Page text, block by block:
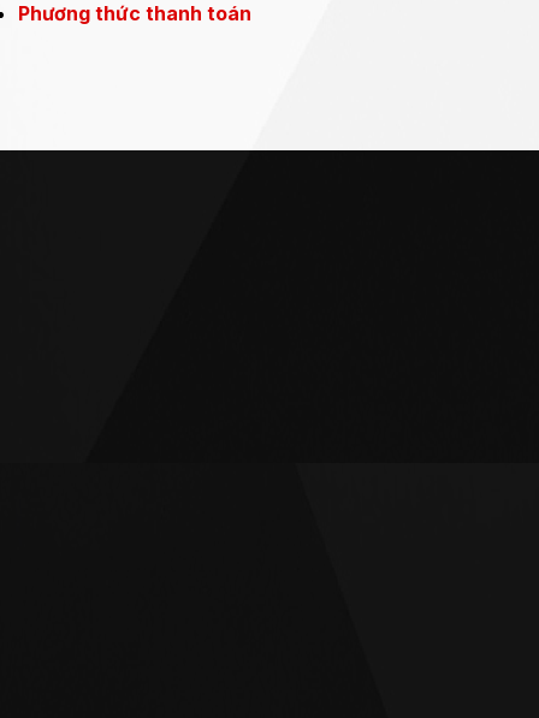
Phương thức thanh toán